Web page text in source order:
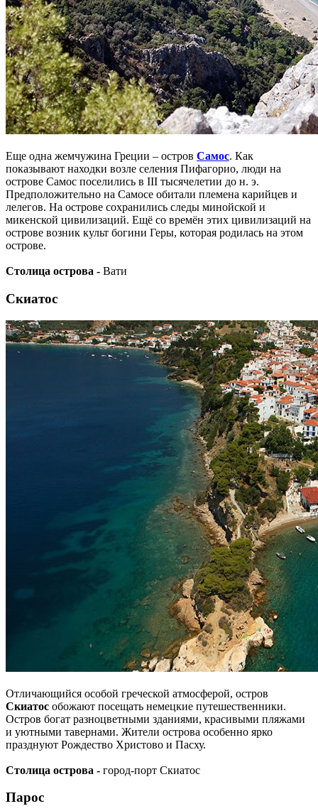
Еще одна жемчужина Греции – остров Самос. Как
показывают находки возле селения Пифагорио, люди на
острове Самос поселились в III тысячелетии до н. э.
Предположительно на Самосе обитали племена карийцев и
лелегов. На острове сохранились следы минойской и
микенской цивилизаций. Ещё со времён этих цивилизаций на
острове возник культ богини Геры, которая родилась на этом
острове.
Столица острова - Вати
Скиатос
Отличающийся особой греческой атмосферой, остров
Скиатос обожают посещать немецкие путешественники.
Остров богат разноцветными зданиями, красивыми пляжами
и уютными тавернами. Жители острова особенно ярко
празднуют Рождество Христово и Пасху.
Столица острова - город-порт Скиатос
Парос